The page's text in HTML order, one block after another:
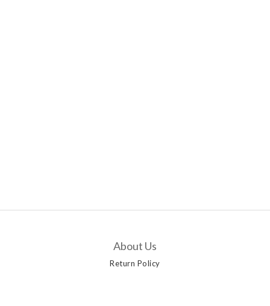
About Us
Return Policy